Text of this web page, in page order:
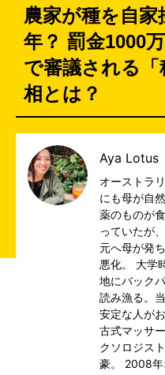
農家が種を自
年？ 罰金1000
で審議される
相とは？
Aya Lotus
オーストラ
にも母が自
薬のものが
っていたが
元へ母が発
悪化。 大学
地にバック
読み漁る。
安定な人が
古式マッサ
クソロジス
豪。 2008年